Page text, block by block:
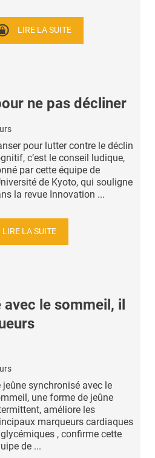
LIRE LA SUITE
ne pas décliner
pour lutter contre le déclin
c’est le conseil ludique,
par cette équipe de
de Kyoto, qui souligne
la revue Innovation ...
LIRE LA SUITE
avec le sommeil, il
jeûne synchronisé avec le
une forme de jeûne
améliore les
marqueurs cardiaques
, confirme cette
de ...